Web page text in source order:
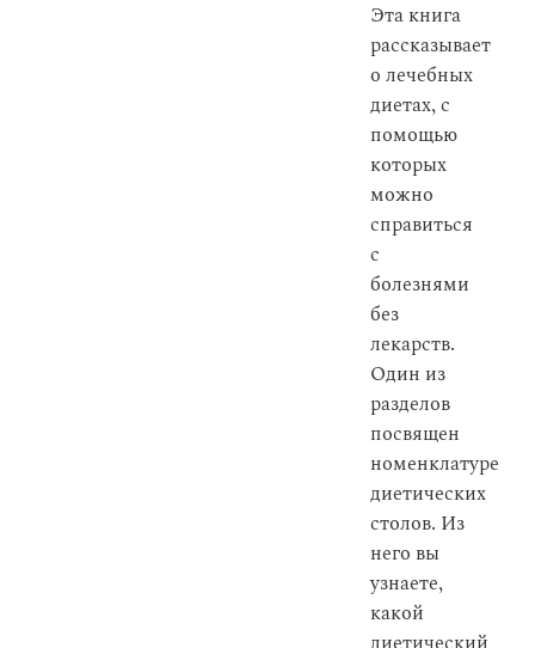
Эта книга
рассказывает
о лечебных
диетах, с
помощью
которых
можно
справиться
с
болезнями
без
лекарств.
Один из
разделов
посвящен
номенклатуре
диетических
столов. Из
него вы
узнаете,
какой